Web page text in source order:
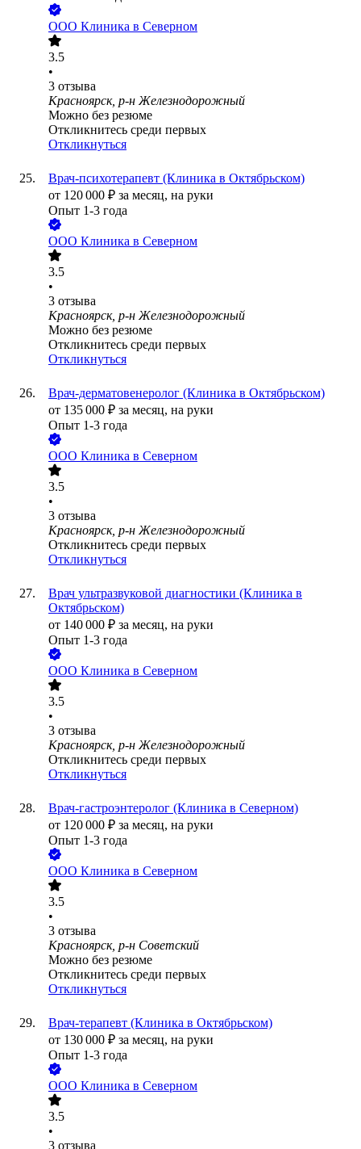
ООО Клиника в Северном
3.5
•
3 отзыва
Красноярск, р-н Железнодорожный
Можно без резюме
Откликнитесь среди первых
Откликнуться
Врач-психотерапевт (Клиника в Октябрьском)
от 120 000 ₽ за месяц, на руки
Опыт 1-3 года
ООО Клиника в Северном
3.5
•
3 отзыва
Красноярск, р-н Железнодорожный
Можно без резюме
Откликнитесь среди первых
Откликнуться
Врач-дерматовенеролог (Клиника в Октябрьском)
от 135 000 ₽ за месяц, на руки
Опыт 1-3 года
ООО Клиника в Северном
3.5
•
3 отзыва
Красноярск, р-н Железнодорожный
Откликнитесь среди первых
Откликнуться
Врач ультразвуковой диагностики (Клиника в
Октябрьском)
от 140 000 ₽ за месяц, на руки
Опыт 1-3 года
ООО Клиника в Северном
3.5
•
3 отзыва
Красноярск, р-н Железнодорожный
Откликнитесь среди первых
Откликнуться
Врач-гастроэнтеролог (Клиника в Северном)
от 120 000 ₽ за месяц, на руки
Опыт 1-3 года
ООО Клиника в Северном
3.5
•
3 отзыва
Красноярск, р-н Советский
Можно без резюме
Откликнитесь среди первых
Откликнуться
Врач-терапевт (Клиника в Октябрьском)
от 130 000 ₽ за месяц, на руки
Опыт 1-3 года
ООО Клиника в Северном
3.5
•
3 отзыва